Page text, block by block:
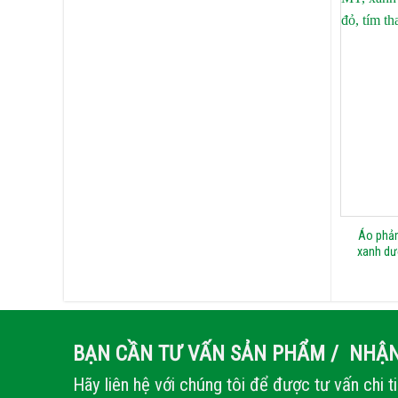
Áo
xanh
BẠN CẦN TƯ VẤN SẢN PHẨM /
Hãy liên hệ với chúng tôi để được tư vấn chi